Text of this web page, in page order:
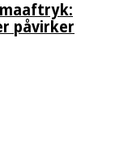
påvirker